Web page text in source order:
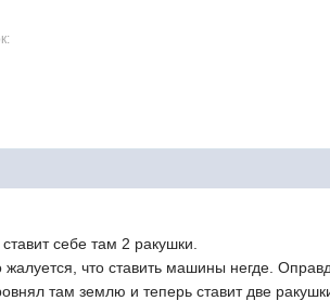
себе там 2 ракушки.
что ставить машины негде.
там землю и теперь ставит две